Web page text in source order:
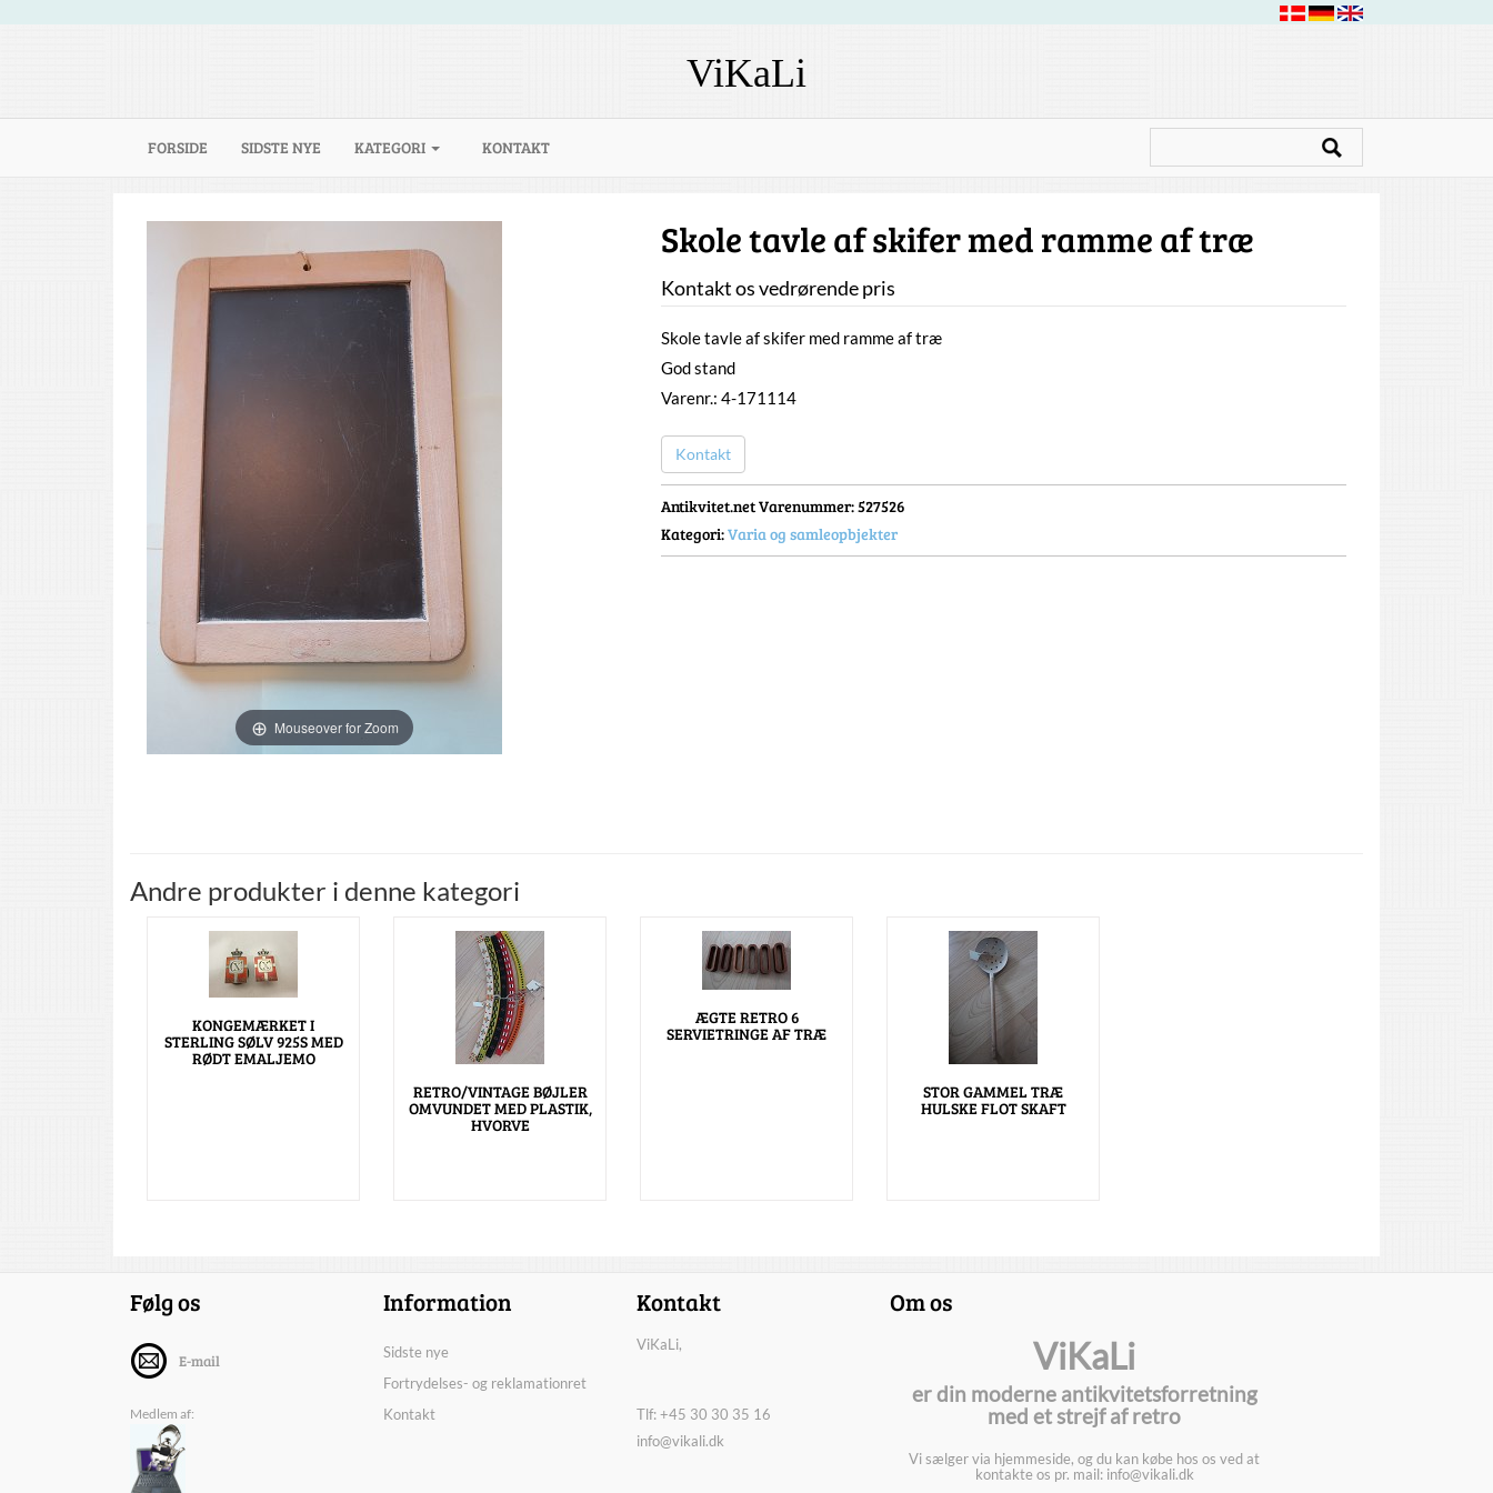
ViKaLi
FORSIDE (CURRENT)
SIDSTE NYE KATEGORI KONTAKT
Mouseover for Zoom
Skole tavle af skifer med ramme af træ
Kontakt os vedrørende pris
Skole tavle af skifer med ramme af træ
God stand
Varenr.: 4-171114
Kontakt
Antikvitet.net Varenummer: 527526
Kategori:Varia og samleopbjekter
Andre produkter i denne kategori
KONGEMÆRKET I
STERLING SØLV 925S MED
RØDT EMALJEMO
RETRO/VINTAGE BØJLER
OMVUNDET MED PLASTIK,
HVORVE
ÆGTE RETRO 6
SERVIETRINGE AF TRÆ
STOR GAMMEL TRÆ
HULSKE FLOT SKAFT
Følg os
E-mail
Medlem af:
Information
Sidste nye
Fortrydelses- og reklamationret
Kontakt
Kontakt
ViKaLi,
Tlf: +45 30 30 35 16
info@vikali.dk
Om os
ViKaLi
er din moderne antikvitetsforretning
med et strejf af retro
Vi sælger via hjemmeside, og du kan købe hos os ved at
kontakte os pr. mail: info@vikali.dk